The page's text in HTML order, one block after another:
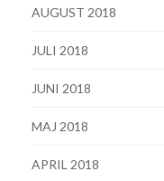
AUGUST 2018
JULI 2018
JUNI 2018
MAJ 2018
APRIL 2018